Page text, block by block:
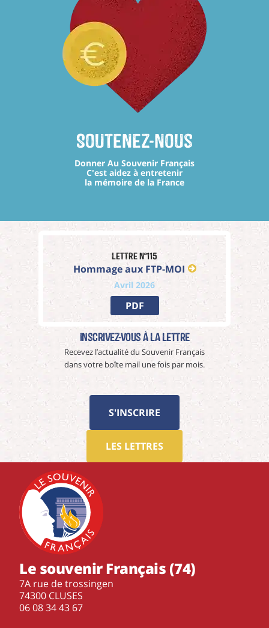
Soutenez-nous
Donner Au Souvenir Français
C'est aidez à entretenir
la mémoire de la France
Lettre n°115
Hommage aux FTP-MOI
Avril 2026
PDF
Inscrivez-vous à La Lettre
Recevez l’actualité du Souvenir Français
dans votre boîte mail une fois par mois.
S'INSCRIRE
LES LETTRES
Le souvenir Français (74)
7A rue de trossingen
74300 CLUSES
‭06 08 34 43 67‬